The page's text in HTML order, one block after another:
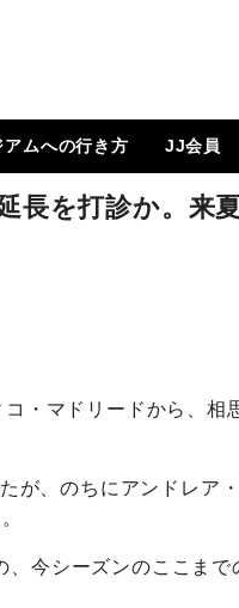
アムへの行き方
にGo ?
JJ会員
JJ会員と
ログイン
会員ペー
登録方法
長を打診か。来
・マドリードから、相
が、のちにアンドレア
、今シーズンのここまで